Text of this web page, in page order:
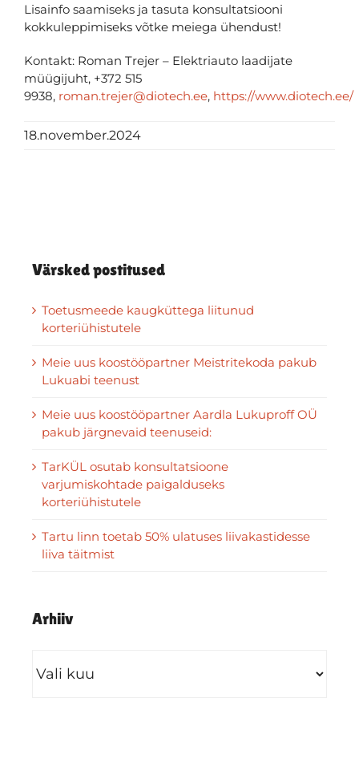
Lisainfo saamiseks ja tasuta konsultatsiooni
kokkuleppimiseks võtke meiega ühendust!
Kontakt: Roman Trejer – Elektriauto laadijate
müügijuht, +372 515
9938, roman.trejer@diotech.ee, https://www.diotech.ee/
18.november.2024
Värsked postitused
Toetusmeede kaugküttega liitunud
korteriühistutele
Meie uus koostööpartner Meistritekoda pakub
Lukuabi teenust
Meie uus koostööpartner Aardla Lukuproff OÜ
pakub järgnevaid teenuseid:
TarKÜL osutab konsultatsioone
varjumiskohtade paigalduseks
korteriühistutele
Tartu linn toetab 50% ulatuses liivakastidesse
liiva täitmist
Arhiiv